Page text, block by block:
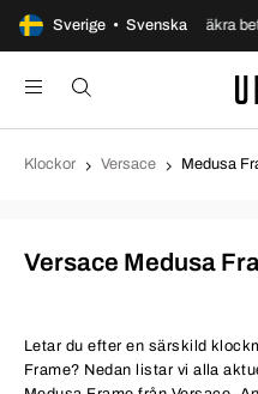
Sverige • Svenska
öppet köp Säkra
Klockor Versace Medusa
Versace Medusa
Letar du efter en särskild
Frame? Nedan listar vi alla